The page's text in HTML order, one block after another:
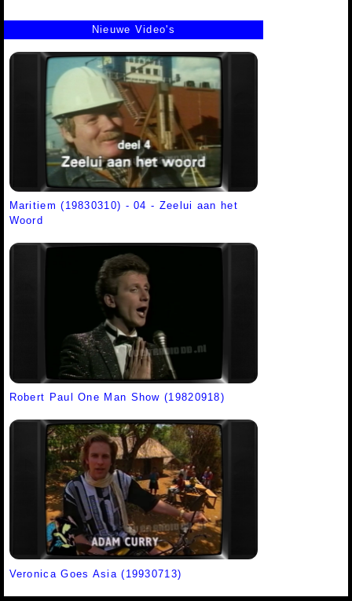
Nieuwe Video's
Maritiem (19830310) - 04 - Zeelui aan het
Woord
Robert Paul One Man Show (19820918)
Veronica Goes Asia (19930713)